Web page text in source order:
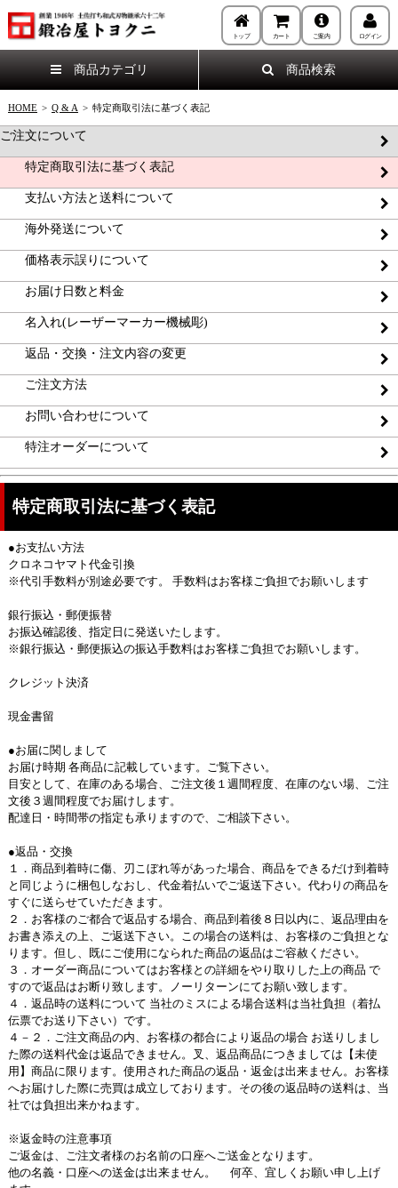
トップ カート ご案内 ログイン
商品カテゴリ 商品検索
HOME > Q & A > 特定商取引法に基づく表記
ご注文について
特定商取引法に基づく表記
支払い方法と送料について
海外発送について
価格表示誤りについて
お届け日数と料金
名入れ(レーザーマーカー機械彫)
返品・交換・注文内容の変更
ご注文方法
お問い合わせについて
特注オーダーについて
特定商取引法に基づく表記
●お支払い方法
クロネコヤマト代金引換
※代引手数料が別途必要です。 手数料はお客様ご負担でお願いします
銀行振込・郵便振替
お振込確認後、指定日に発送いたします。
※銀行振込・郵便振込の振込手数料はお客様ご負担でお願いします。
クレジット決済
現金書留
●お届に関しまして
お届け時期 各商品に記載しています。ご覧下さい。
目安として、在庫のある場合、ご注文後１週間程度、在庫のない場、ご注
文後３週間程度でお届けします。
配達日・時間帯の指定も承りますので、ご相談下さい。
●返品・交換
１．商品到着時に傷、刃こぼれ等があった場合、商品をできるだけ到着時
と同じように梱包しなおし、代金着払いでご返送下さい。代わりの商品を
すぐに送らせていただきます。
２．お客様のご都合で返品する場合、商品到着後８日以内に、返品理由を
お書き添えの上、ご返送下さい。この場合の送料は、お客様のご負担とな
ります。但し、既にご使用になられた商品の返品はご容赦ください。
３．オーダー商品についてはお客様との詳細をやり取りした上の商品 で
すので返品はお断り致します。ノーリターンにてお願い致します。
４．返品時の送料について 当社のミスによる場合送料は当社負担（着払
伝票でお送り下さい）です。
４－２．ご注文商品の内、お客様の都合により返品の場合 お送りしまし
た際の送料代金は返品できません。叉、返品商品につきましては【未使
用】商品に限ります。使用された商品の返品・返金は出来ません。お客様
へお届けした際に売買は成立しております。その後の返品時の送料は、当
社では負担出来かねます。
※返金時の注意事項
ご返金は、ご注文者様のお名前の口座へご送金となります。
他の名義・口座への送金は出来ません。 何卒、宜しくお願い申し上げ